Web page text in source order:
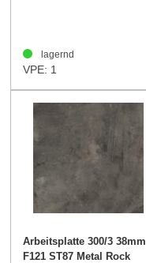
lagernd
VPE: 1
Arbeitsplatte 300/3 38mm
F121 ST87 Metal Rock